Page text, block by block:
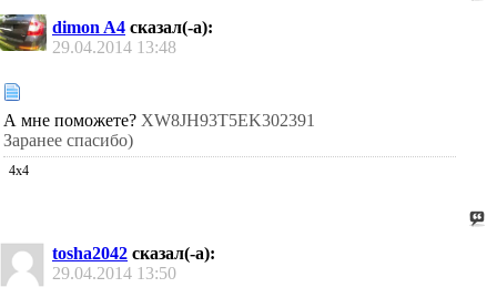
dimon A4 сказал(-а):
29.04.2014 13:48
А мне поможете? XW8JH93T5EK302391
Заранее спасибо)
4х4
tosha2042 сказал(-а):
29.04.2014 13:50